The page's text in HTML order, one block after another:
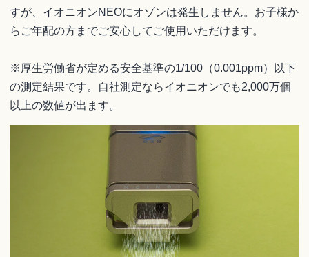
すが、イオニオンNEOにオゾンは発生しません。お子様か
らご年配の方までご安心してご使用いただけます。
※厚生労働省が定める安全基準の1/100（0.001ppm）以下
の測定結果です。自社測定ならイオニオンでも2,000万個
以上の数値が出ます。